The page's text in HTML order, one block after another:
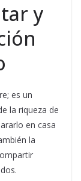
y
es un
la riqueza de
en casa
la